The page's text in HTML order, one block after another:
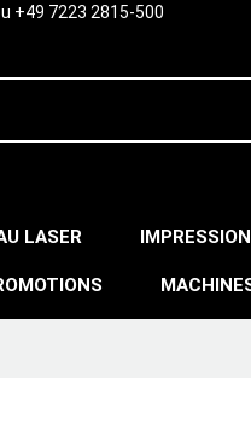
+49 7223 2815-500
LASER